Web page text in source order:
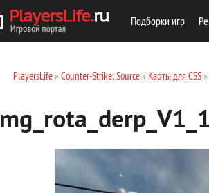
Подборки игр
PlayersLife» Counter-Strike: Source» Карты для CSS»